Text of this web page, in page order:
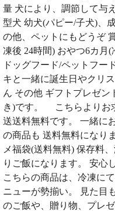
量 犬により、調節して与
型犬 幼犬(パピー/子犬)、
の他、ペットにもどうぞ
凍後 24時間) おやつ6カ月
ドッグフード/ペットフー
キと一緒に誕生日やクリ
ん その他 ギフトプレゼ
き)です。 こちらよりお
送送料無料です。 一緒に
の商品も 送料無料になり
メ福袋(送料無料) 保存料
りご飯になります。 安心
こちらの商品は、冷凍に
ニューが勢揃い。 見た目
のご飯や、贈り物、プレ